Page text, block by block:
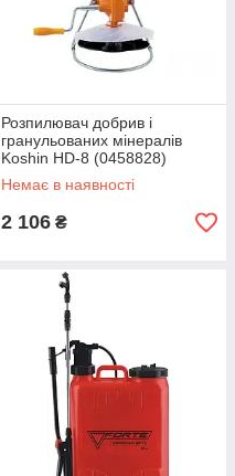
Розпилювач добрив і
гранульованих мінералів
Koshin HD-8 (0458828)
Немає в наявності
2 106 ₴